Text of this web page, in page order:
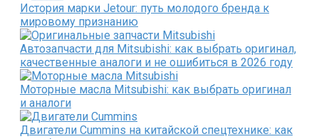
История марки Jetour: путь молодого бренда к
мировому признанию
Автозапчасти для Mitsubishi: как выбрать оригинал,
качественные аналоги и не ошибиться в 2026 году
Моторные масла Mitsubishi: как выбрать оригинал
и аналоги
Двигатели Cummins на китайской спецтехнике: как